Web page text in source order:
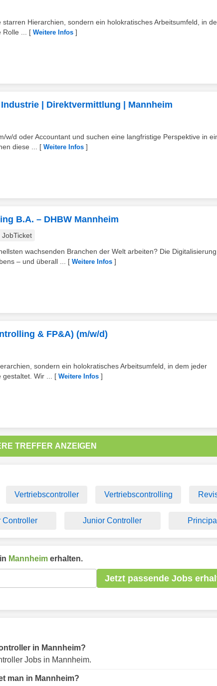
Hierarchien, sondern ein holokratisches Arbeitsumfeld, in
...
[ Weitere Infos ]
| Direktvermittlung | Mannheim
w/d oder Accountant und suchen eine langfristige Perspektive in
diese ...
[ Weitere Infos ]
B.A. – DHBW Mannheim
JobTicket
wachsenden Branchen der Welt arbeiten? Die Digitalisierung
– und überall ...
[ Weitere Infos ]
& FP&A) (m/w/d)
sondern ein holokratisches Arbeitsumfeld, in dem jeder
Wir ...
[ Weitere Infos ]
TREFFER ANZEIGEN
Vertriebscontroller Vertriebscontrolling
Controller Junior Controller Principal
Mannheim erhalten.
Jetzt passende Jobs
in Mannheim?
Jobs in Mannheim.
man in Mannheim?